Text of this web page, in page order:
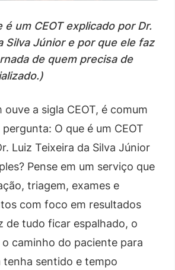
é um CEOT explicado por Dr.
Silva Júnior e por que ele faz
de quem precisa de
ouve a sigla CEOT, é comum
O que é um CEOT
Luiz Teixeira da Silva Júnior
Pense em um serviço que
triagem, exames e
com foco em resultados
de tudo ficar espalhado, o
o caminho do paciente para
tenha sentido e tempo